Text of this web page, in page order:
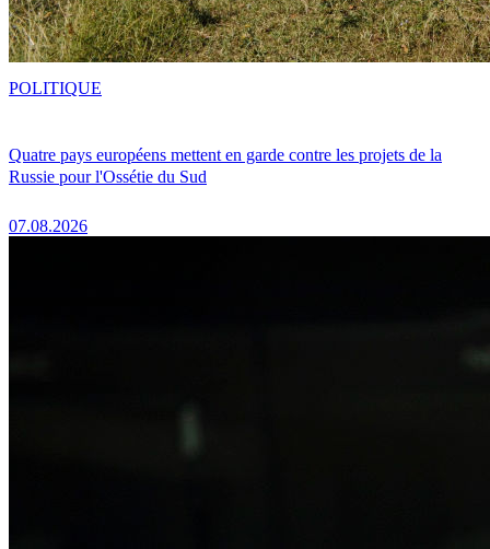
Quatre pays européens mettent en garde contre les projets de la
Russie pour l'Ossétie du Sud
07.08.2026
POLITIQUE